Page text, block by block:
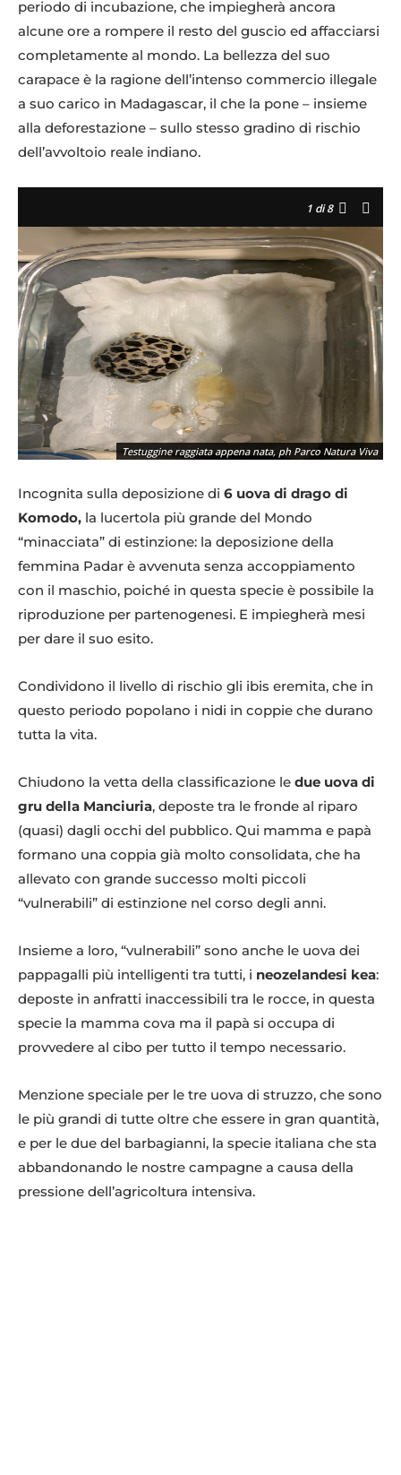
periodo di incubazione, che impiegherà ancora
alcune ore a rompere il resto del guscio ed affacciarsi
completamente al mondo. La bellezza del suo
carapace è la ragione dell’intenso commercio illegale
a suo carico in Madagascar, il che la pone – insieme
alla deforestazione – sullo stesso gradino di rischio
dell’avvoltoio reale indiano.
1 di 8
Testuggine raggiata appena nata, ph Parco Natura Viva
Uova di struzzo, ph Parco Natura Viva
Uova testuggine raggiata, ph Parco Natura Viva
Incognita sulla deposizione di 6 uova di drago di
Komodo, la lucertola più grande del Mondo
“minacciata” di estinzione: la deposizione della
femmina Padar è avvenuta senza accoppiamento
con il maschio, poiché in questa specie è possibile la
riproduzione per partenogenesi. E impiegherà mesi
per dare il suo esito.
Condividono il livello di rischio gli ibis eremita, che in
questo periodo popolano i nidi in coppie che durano
tutta la vita.
Chiudono la vetta della classificazione le due uova di
gru della Manciuria, deposte tra le fronde al riparo
(quasi) dagli occhi del pubblico. Qui mamma e papà
formano una coppia già molto consolidata, che ha
allevato con grande successo molti piccoli
“vulnerabili” di estinzione nel corso degli anni.
Insieme a loro, “vulnerabili” sono anche le uova dei
pappagalli più intelligenti tra tutti, i neozelandesi kea:
deposte in anfratti inaccessibili tra le rocce, in questa
specie la mamma cova ma il papà si occupa di
provvedere al cibo per tutto il tempo necessario.
Menzione speciale per le tre uova di struzzo, che sono
le più grandi di tutte oltre che essere in gran quantità,
e per le due del barbagianni, la specie italiana che sta
abbandonando le nostre campagne a causa della
pressione dell’agricoltura intensiva.